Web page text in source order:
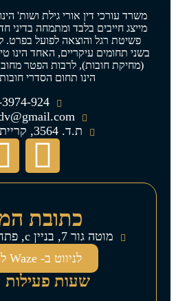
משרד עורכי דין אורי גילת ושות'
מייצג חייבים בלבד ומתמחה בדיני
פשיטת רגל והוצאה לפועל בפרט.
בשני תחומים עיקריים, האחד הינו
(מחיקת חובות), לרבות הפטר
הינו תחום הסדרי חובות
924
ת.ד. 3564, קריית אריה, פ"ת
כתובת
מוטה גור 7, בניין c, פתח תקווה, 4952801
לניווט ב- Waze לחצו כאן
שעות